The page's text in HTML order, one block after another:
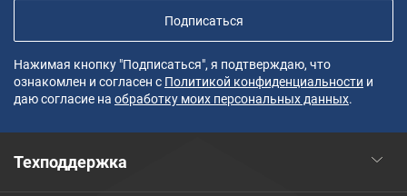
Подписаться
Нажимая кнопку "Подписаться", я подтверждаю, что
ознакомлен и согласен с Политикой конфиденциальности и
даю согласие на обработку моих персональных данных.
Техподдержка